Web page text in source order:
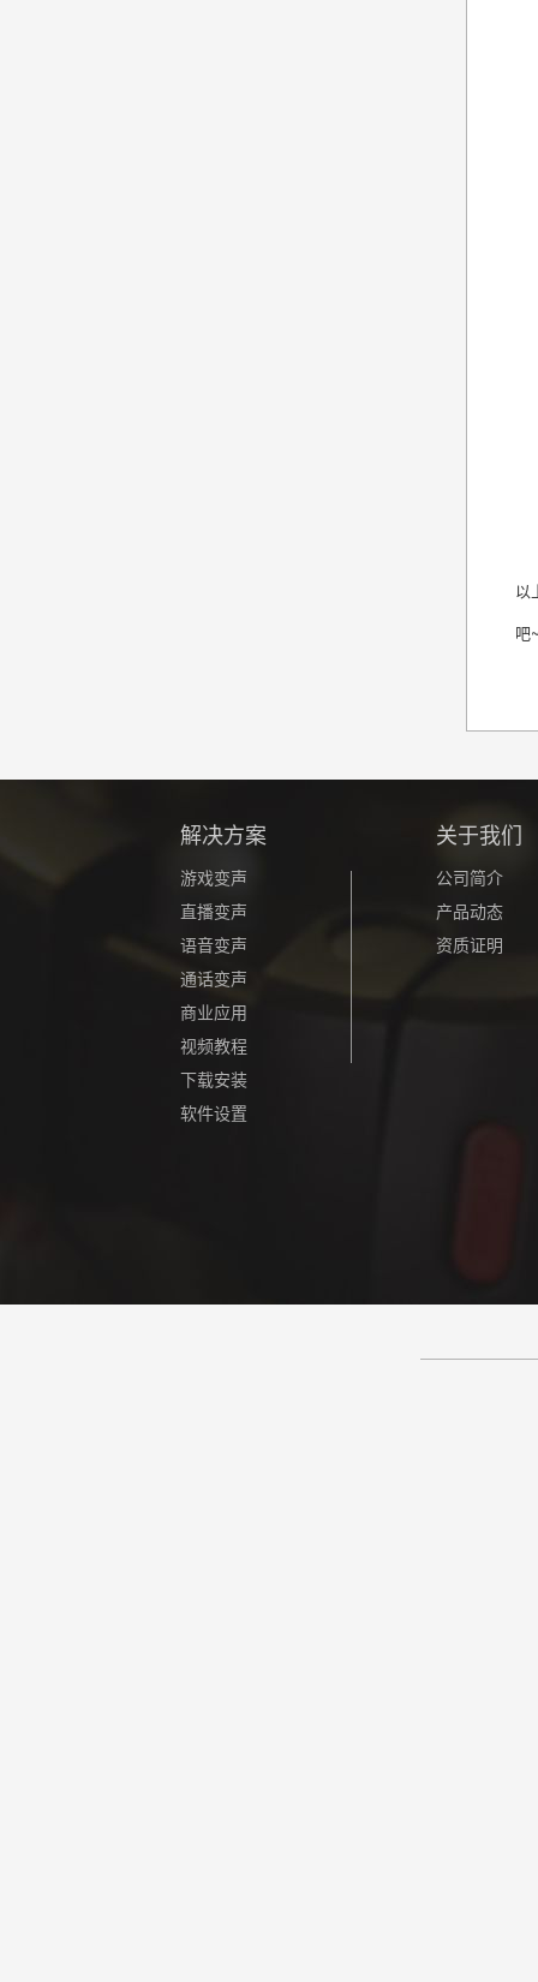
以
吧
解决方案
游戏变声
直播变声
语音变声
通话变声
商业应用
视频教程
下载安装
软件设置
关于我们
公司简介
产品动态
资质证明